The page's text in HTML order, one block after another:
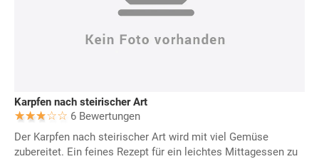
Karpfen nach steirischer Art
6 Bewertungen
Der Karpfen nach steirischer Art wird mit viel Gemüse
zubereitet. Ein feines Rezept für ein leichtes Mittagessen zu